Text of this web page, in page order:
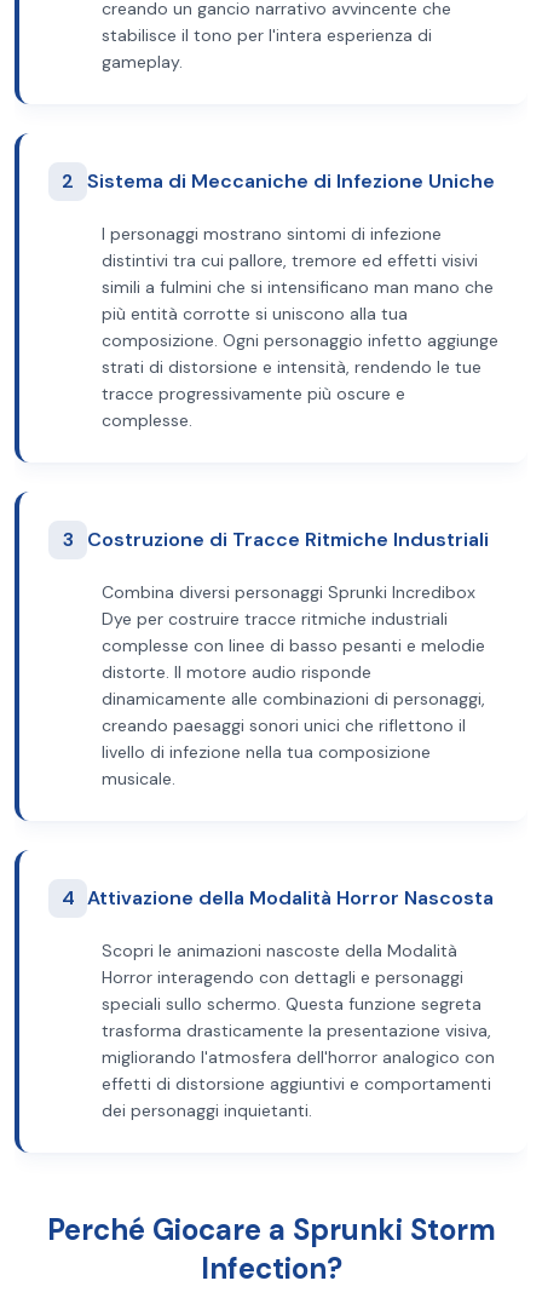
creando un gancio narrativo avvincente che
stabilisce il tono per l'intera esperienza di
gameplay.
2 Sistema di Meccaniche di Infezione Uniche
I personaggi mostrano sintomi di infezione
distintivi tra cui pallore, tremore ed effetti visivi
simili a fulmini che si intensificano man mano che
più entità corrotte si uniscono alla tua
composizione. Ogni personaggio infetto aggiunge
strati di distorsione e intensità, rendendo le tue
tracce progressivamente più oscure e
complesse.
3 Costruzione di Tracce Ritmiche Industriali
Combina diversi personaggi Sprunki Incredibox
Dye per costruire tracce ritmiche industriali
complesse con linee di basso pesanti e melodie
distorte. Il motore audio risponde
dinamicamente alle combinazioni di personaggi,
creando paesaggi sonori unici che riflettono il
livello di infezione nella tua composizione
musicale.
4 Attivazione della Modalità Horror Nascosta
Scopri le animazioni nascoste della Modalità
Horror interagendo con dettagli e personaggi
speciali sullo schermo. Questa funzione segreta
trasforma drasticamente la presentazione visiva,
migliorando l'atmosfera dell'horror analogico con
effetti di distorsione aggiuntivi e comportamenti
dei personaggi inquietanti.
Perché Giocare a Sprunki Storm
Infection?